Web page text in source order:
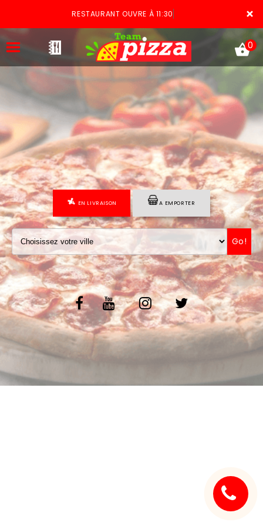
×
RESTAURANT OUVRE À 11:30
ACCUEIL
LA CARTE
VOTRE COMPTE
NOTRE RESTAURANT
VOS AVIS
MENTIONS LÉGALES
C.G.V
0
EN LIVRAISON A EMPORTER
Go!